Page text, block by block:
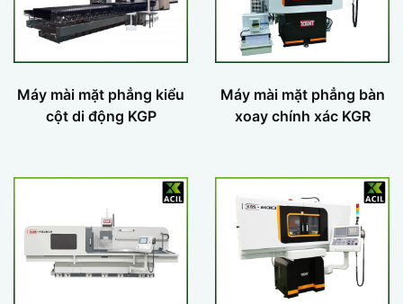
Máy mài mặt phẳng kiểu
cột di động KGP
Máy mài mặt phẳng bàn
xoay chính xác KGR